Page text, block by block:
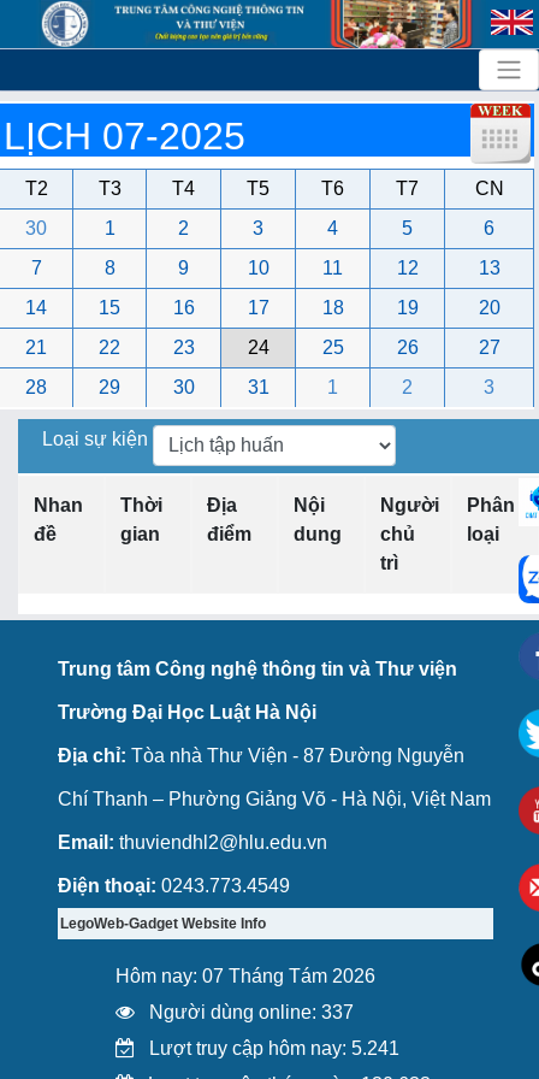
LỊCH 07-2025
T2 T3 T4 T5 T6 T7
CN
30
1 2 3 4 5
6
7
8 9 10 11 12
13
14
15 16 17 18 19
20
21
22 23 24 25 26
27
28
29 30 31 1 2 3
Loại sự kiện
Nhan
đề
Thời
gian
Địa
điểm
Nội
dung
Người
chủ
trì
Phân
loại
Trung tâm Công nghệ thông tin và Thư viện
Trường Đại Học Luật Hà Nội
Địa chỉ: Tòa nhà Thư Viện - 87 Đường Nguyễn
Chí Thanh – Phường Giảng Võ - Hà Nội, Việt Nam
Email: thuviendhl2@hlu.edu.vn
Điện thoại: 0243.773.4549
LegoWeb-Gadget Website Info
Hôm nay: 07 Tháng Tám 2026
Người dùng online: 337
Lượt truy cập hôm nay: 5.241